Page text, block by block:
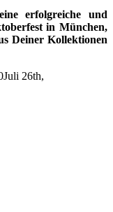
erfolgreiche und
in München,
Deiner Kollektionen
Juli 26th,